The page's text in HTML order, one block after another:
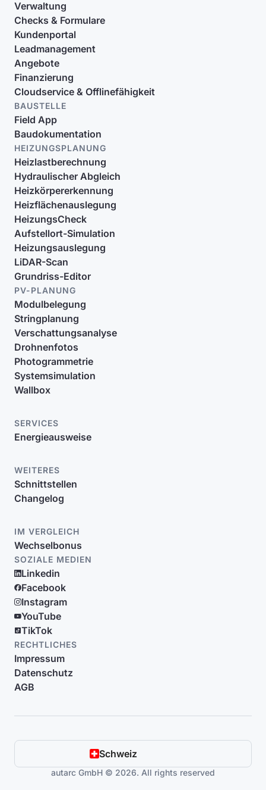
Verwaltung
Checks & Formulare
Kundenportal
Leadmanagement
Angebote
Finanzierung
Cloudservice & Offlinefähigkeit
BAUSTELLE
Field App
Baudokumentation
HEIZUNGSPLANUNG
Heizlastberechnung
Hydraulischer Abgleich
Heizkörpererkennung
Heizflächenauslegung
HeizungsCheck
Aufstellort-Simulation
Heizungsauslegung
LiDAR-Scan
Grundriss-Editor
PV-PLANUNG
Modulbelegung
Stringplanung
Verschattungsanalyse
Drohnenfotos
Photogrammetrie
Systemsimulation
Wallbox
SERVICES
Energieausweise
WEITERES
Schnittstellen
Changelog
IM VERGLEICH
Wechselbonus
SOZIALE MEDIEN
Linkedin
Facebook
Instagram
YouTube
TikTok
RECHTLICHES
Impressum
Datenschutz
AGB
Schweiz
autarc GmbH © 2026. All rights reserved